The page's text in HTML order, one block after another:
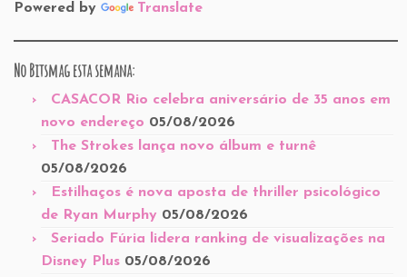
Powered by Translate
No Bitsmag esta semana:
CASACOR Rio celebra aniversário de 35 anos em
novo endereço 05/08/2026
The Strokes lança novo álbum e turnê
05/08/2026
Estilhaços é nova aposta de thriller psicológico
de Ryan Murphy 05/08/2026
Seriado Fúria lidera ranking de visualizações na
Disney Plus 05/08/2026